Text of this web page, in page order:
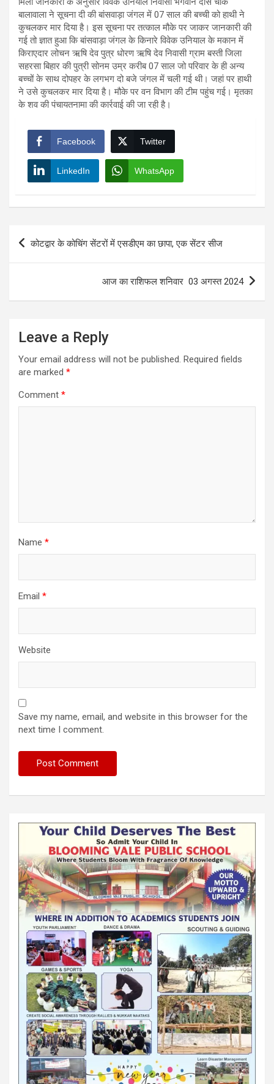
बालावाला ने सूचना दी की बांसवाड़ा जंगल में 07 साल की बच्ची को हाथी ने
कुचलकर मार दिया है। इस सूचना पर तत्काल मौके पर जाकर जानकारी की
गई तो ज्ञात हुआ कि बांसवाड़ा जंगल के किनारे विवेक उनियाल के मकान में
किराएदार लोचन ऋषि देव पुत्र धोरण ऋषि देव निवासी ग्राम बस्ती जिला
सहरसा बिहार की पुत्री सोनम उम्र करीब 07 साल जो परिवार के ही अन्य
बच्चों के साथ दोपहर के लगभग दो बजे जंगल में चली गई थी। जहां पर हाथी
ने उसे कुचलकर मार दिया है। मौके पर वन विभाग की टीम पहुंच गई। मृतका
के शव की पंचायतनामा की कार्रवाई की जा रही है।
Facebook Twitter
LinkedIn WhatsApp
Post
navigation
कोटद्वार के कोचिंग सेंटरों में एसडीएम का छापा, एक सेंटर सीज
आज का राशिफल शनिवार 03 अगस्त 2024
Leave a Reply
Your email address will not be published. Required fields
are marked *
Comment *
Name *
Email *
Website
Save my name, email, and website in this browser for the
next time I comment.